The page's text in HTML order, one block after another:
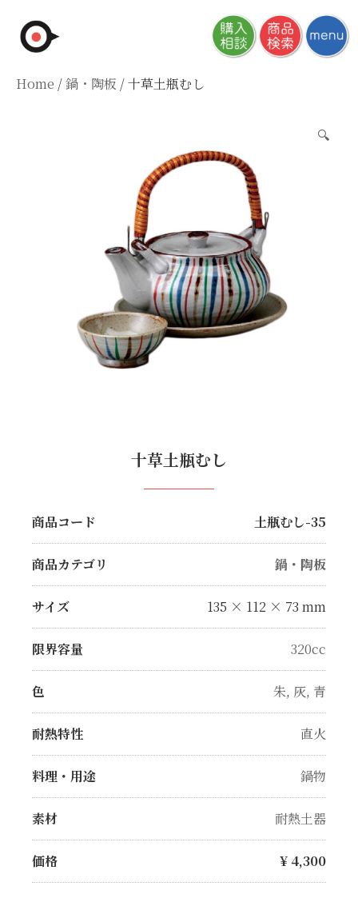
Home /鍋・陶板 / 十草土瓶むし
🔍
十草土瓶むし
商品コード 土瓶むし-35
商品カテゴリ 鍋・陶板
サイズ 135 × 112 × 73 mm
限界容量 320cc
色 朱, 灰, 青
耐熱特性 直火
料理・用途 鍋物
素材 耐熱土器
価格 ¥ 4,300